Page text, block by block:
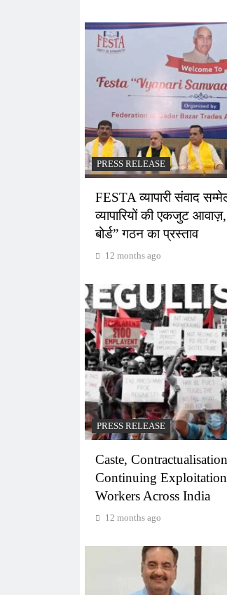
PRESS RELEASE
FESTA व्यापारी संवाद
व्यापारियों की एकजुट आवाज़,
बोर्ड” गठन का प्रस्ताव
12 months ago
PRESS RELEASE
Caste,
Continuing
Workers Across India
12 months ago